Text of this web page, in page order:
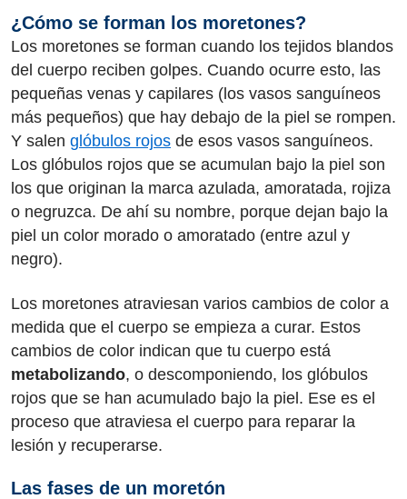
¿Cómo se forman los moretones?
Los moretones se forman cuando los tejidos blandos
del cuerpo reciben golpes. Cuando ocurre esto, las
pequeñas venas y capilares (los vasos sanguíneos
más pequeños) que hay debajo de la piel se rompen.
Y salen glóbulos rojos de esos vasos sanguíneos.
Los glóbulos rojos que se acumulan bajo la piel son
los que originan la marca azulada, amoratada, rojiza
o negruzca. De ahí su nombre, porque dejan bajo la
piel un color morado o amoratado (entre azul y
negro).
Los moretones atraviesan varios cambios de color a
medida que el cuerpo se empieza a curar. Estos
cambios de color indican que tu cuerpo está
metabolizando, o descomponiendo, los glóbulos
rojos que se han acumulado bajo la piel. Ese es el
proceso que atraviesa el cuerpo para reparar la
lesión y recuperarse.
Las fases de un moretón